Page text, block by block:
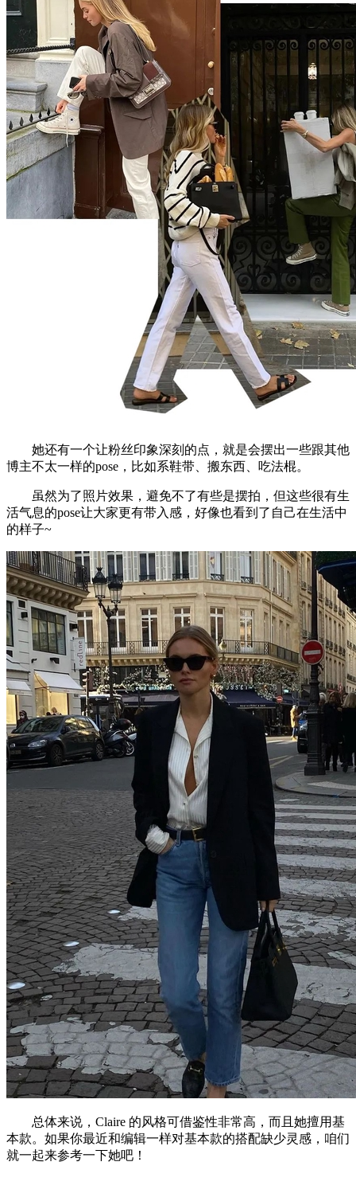
她还有一个让粉丝印象深刻的点，就是会摆出一些跟其他
博主不太一样的pose，比如系鞋带、搬东西、吃法棍。
虽然为了照片效果，避免不了有些是摆拍，但这些很有生
活气息的pose让大家更有带入感，好像也看到了自己在生活中
的样子~
总体来说，Claire 的风格可借鉴性非常高，而且她擅用基
本款。如果你最近和编辑一样对基本款的搭配缺少灵感，咱们
就一起来参考一下她吧！